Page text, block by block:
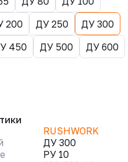
200 ДУ 250
ДУ 300
450 ДУ 500 ДУ 600
RUSHWORK
ДУ 300
РУ 10